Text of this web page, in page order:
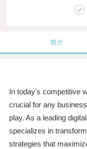
简介
In today's competitive
crucial for any
play. As a leading
specializes in
strategies that